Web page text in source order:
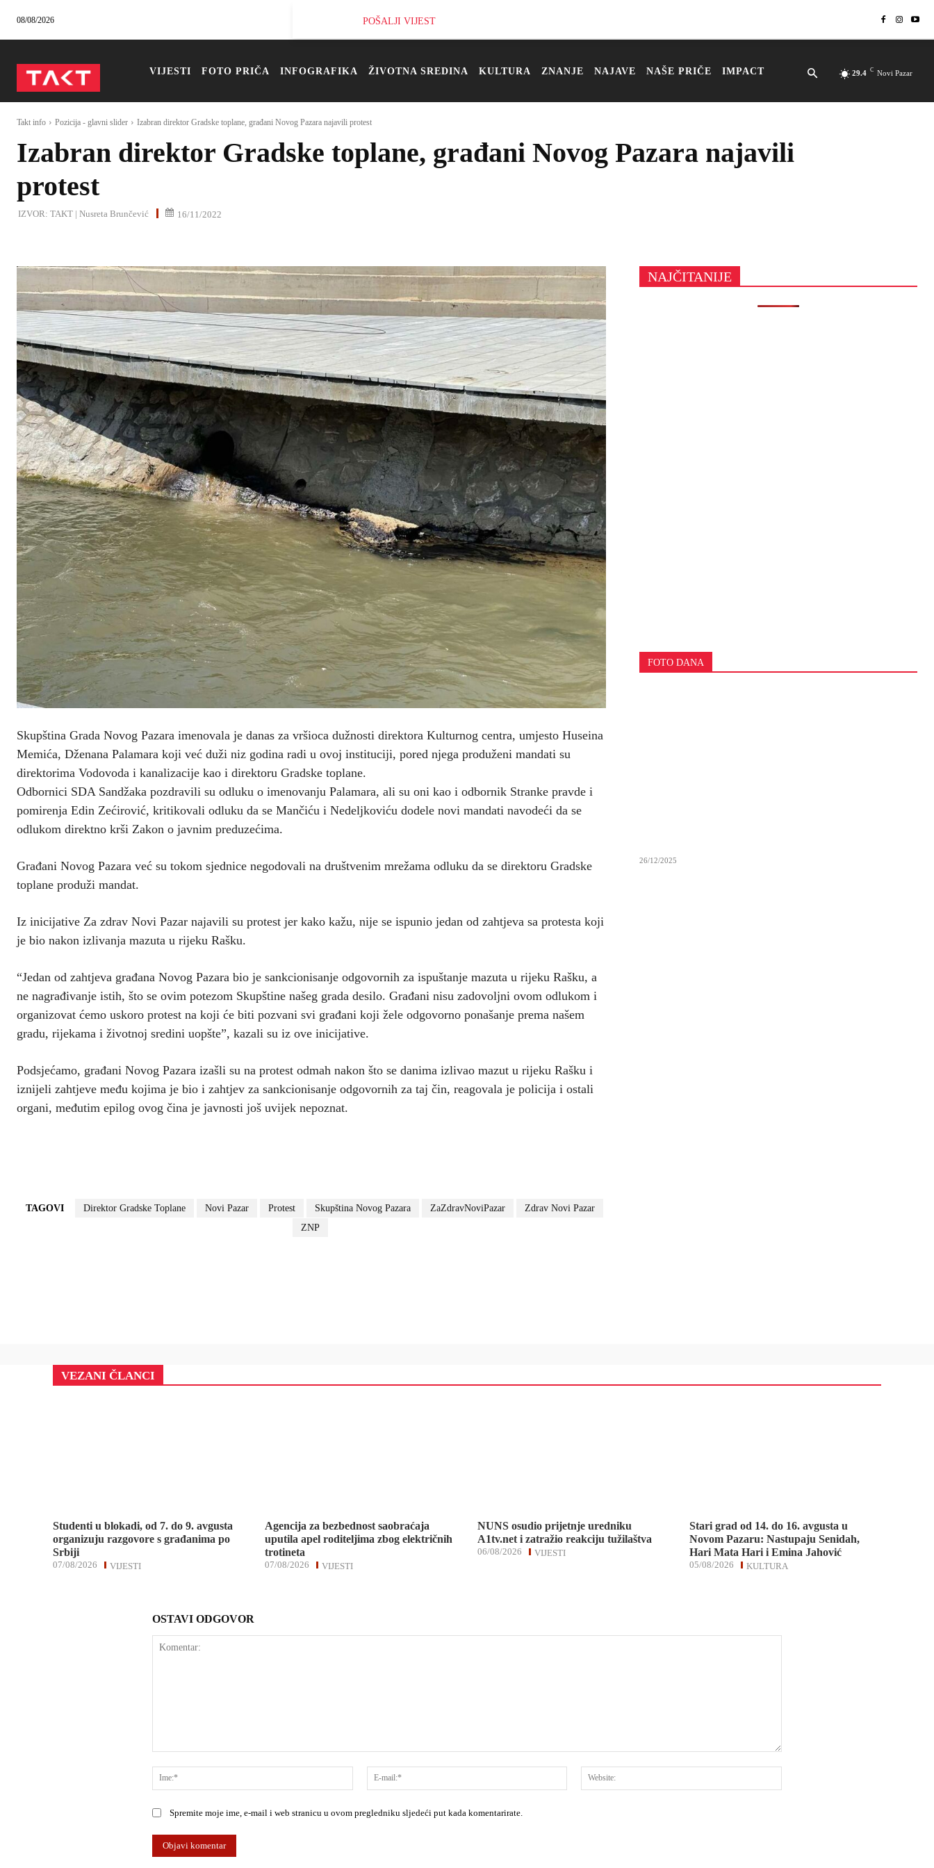
08/08/2026 POŠALJI VIJEST
VIJESTI FOTO PRIČA INFOGRAFIKA ŽIVOTNA SREDINA KULTURA ZNANJE NAJAVE NAŠE PRIČE IMPACT 29.4 C Novi Pazar
Takt info Pozicija - glavni slider Izabran direktor Gradske toplane, građani Novog Pazara najavili protest
Izabran direktor Gradske toplane, građani Novog Pazara najavili
protest
IZVOR: TAKT | Nusreta Brunčević 16/11/2022
Skupština Grada Novog Pazara imenovala je danas za vršioca dužnosti direktora Kulturnog centra, umjesto Huseina
Memića, Dženana Palamara koji već duži niz godina radi u ovoj instituciji, pored njega produženi mandati su
direktorima Vodovoda i kanalizacije kao i direktoru Gradske toplane.
Odbornici SDA Sandžaka pozdravili su odluku o imenovanju Palamara, ali su oni kao i odbornik Stranke pravde i
pomirenja Edin Zećirović, kritikovali odluku da se Mančiću i Nedeljkoviću dodele novi mandati navodeći da se
odlukom direktno krši Zakon o javnim preduzećima.
Građani Novog Pazara već su tokom sjednice negodovali na društvenim mrežama odluku da se direktoru Gradske
toplane produži mandat.
Iz inicijative Za zdrav Novi Pazar najavili su protest jer kako kažu, nije se ispunio jedan od zahtjeva sa protesta koji
je bio nakon izlivanja mazuta u rijeku Rašku.
“Jedan od zahtjeva građana Novog Pazara bio je sankcionisanje odgovornih za ispuštanje mazuta u rijeku Rašku, a
ne nagrađivanje istih, što se ovim potezom Skupštine našeg grada desilo. Građani nisu zadovoljni ovom odlukom i
organizovat ćemo uskoro protest na koji će biti pozvani svi građani koji žele odgovorno ponašanje prema našem
gradu, rijekama i životnoj sredini uopšte”, kazali su iz ove inicijative.
Podsjećamo, građani Novog Pazara izašli su na protest odmah nakon što se danima izlivao mazut u rijeku Rašku i
iznijeli zahtjeve među kojima je bio i zahtjev za sankcionisanje odgovornih za taj čin, reagovala je policija i ostali
organi, međutim epilog ovog čina je javnosti još uvijek nepoznat.
TAGOVI Direktor Gradske Toplane Novi Pazar Protest Skupština Novog Pazara ZaZdravNoviPazar
Zdrav Novi Pazar
ZNP
NAJČITANIJE
FOTO DANA
26/12/2025
VEZANI ČLANCI
Studenti u blokadi, od 7. do 9. avgusta
organizuju razgovore s građanima po
Srbiji
VIJESTI
07/08/2026
Agencija za bezbednost saobraćaja
uputila apel roditeljima zbog električnih
trotineta
VIJESTI
07/08/2026
NUNS osudio prijetnje uredniku
A1tv.net i zatražio reakciju tužilaštva
VIJESTI
06/08/2026
Stari grad od 14. do 16. avgusta u
Novom Pazaru: Nastupaju Senidah,
Hari Mata Hari i Emina Jahović
KULTURA
05/08/2026
OSTAVI ODGOVOR
Ime:*
mail:*
Spremite moje ime, e-mail i web stranicu u ovom pregledniku sljedeći put kada komentarirate.